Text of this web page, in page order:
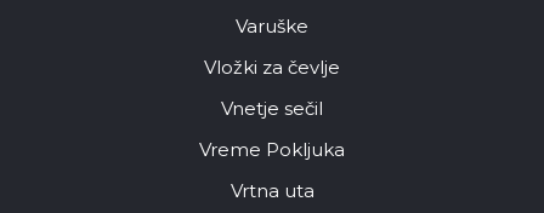
Varuške
Vložki za čevlje
Vnetje sečil
Vreme Pokljuka
Vrtna uta